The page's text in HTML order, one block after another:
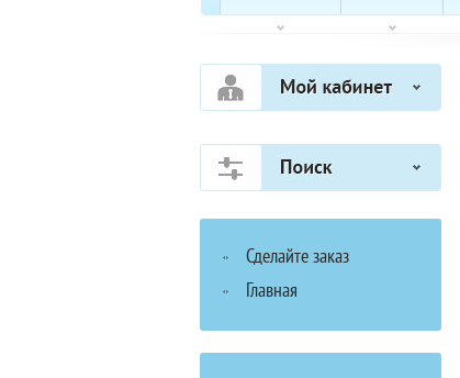
Сделайте заказ
Главная